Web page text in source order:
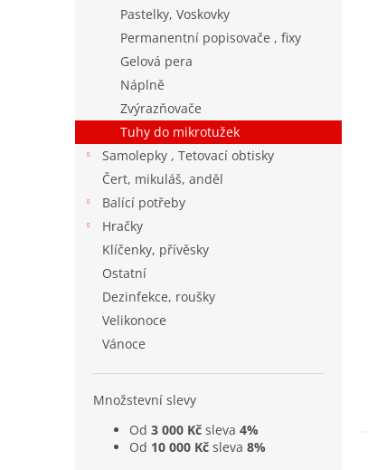
Pastelky, Voskovky
Permanentní popisovače , fixy
Gelová pera
Náplně
Zvýrazňovače
Tuhy do mikrotužek
Samolepky , Tetovací obtisky
Čert, mikuláš, anděl
Balící potřeby
Hračky
Klíčenky, přívěsky
Ostatní
Dezinfekce, roušky
Velikonoce
Vánoce
Množstevní slevy
Od 3 000 Kč sleva 4%
Od 10 000 Kč sleva 8%